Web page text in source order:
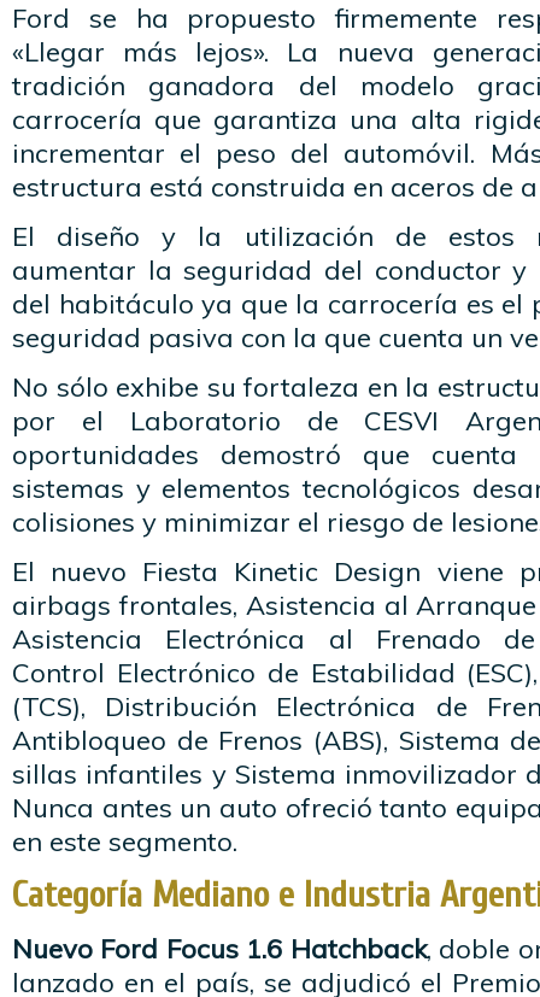
Ford se ha propuesto firmemente
«Llegar más lejos». La nueva
tradición ganadora del modelo
carrocería que garantiza una alta
incrementar el peso del automóvil.
estructura está construida en aceros de
El diseño y la utilización de estos
aumentar la seguridad del conductor y
del habitáculo ya que la carrocería es el
seguridad pasiva con la que cuenta un
No sólo exhibe su fortaleza en la
por el Laboratorio de CESVI
oportunidades demostró que
sistemas y elementos tecnológicos
colisiones y minimizar el riesgo de
El nuevo Fiesta Kinetic Design viene
airbags frontales, Asistencia al Arranque
Asistencia Electrónica al Frenado de
Control Electrónico de Estabilidad
(TCS), Distribución Electrónica de
Antibloqueo de Frenos (ABS), Sistema
sillas infantiles y Sistema inmovilizador
Nunca antes un auto ofreció tanto
en este segmento.
Categoría Mediano e Industria
Nuevo Ford Focus 1.6 Hatchback, doble
lanzado en el país, se adjudicó el